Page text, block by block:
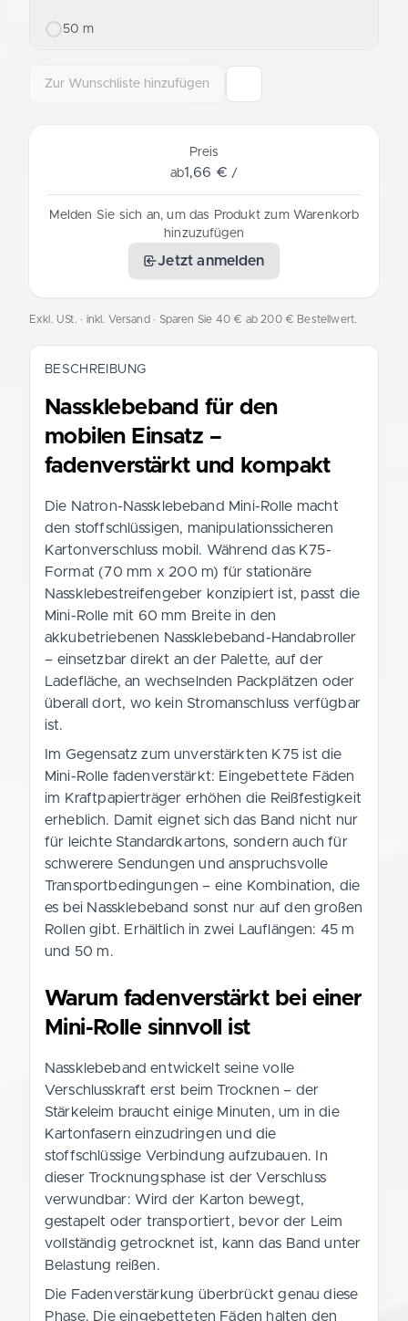
50 m
Zur Wunschliste hinzufügen
Preis
ab1,66 € /
Melden Sie sich an, um das Produkt zum Warenkorb
hinzuzufügen
Jetzt anmelden
Exkl. USt. · inkl. Versand · Sparen Sie 40 € ab 200 € Bestellwert.
BESCHREIBUNG
Nassklebeband für den
mobilen Einsatz –
fadenverstärkt und kompakt
Die Natron-Nassklebeband Mini-Rolle macht
den stoffschlüssigen, manipulationssicheren
Kartonverschluss mobil. Während das K75-
Format (70 mm x 200 m) für stationäre
Nassklebestreifengeber konzipiert ist, passt die
Mini-Rolle mit 60 mm Breite in den
akkubetriebenen Nassklebeband-Handabroller
– einsetzbar direkt an der Palette, auf der
Ladefläche, an wechselnden Packplätzen oder
überall dort, wo kein Stromanschluss verfügbar
ist.
Im Gegensatz zum unverstärkten K75 ist die
Mini-Rolle fadenverstärkt: Eingebettete Fäden
im Kraftpapierträger erhöhen die Reißfestigkeit
erheblich. Damit eignet sich das Band nicht nur
für leichte Standardkartons, sondern auch für
schwerere Sendungen und anspruchsvolle
Transportbedingungen – eine Kombination, die
es bei Nassklebeband sonst nur auf den großen
Rollen gibt. Erhältlich in zwei Lauflängen: 45 m
und 50 m.
Warum fadenverstärkt bei einer
Mini-Rolle sinnvoll ist
Nassklebeband entwickelt seine volle
Verschlusskraft erst beim Trocknen – der
Stärkeleim braucht einige Minuten, um in die
Kartonfasern einzudringen und die
stoffschlüssige Verbindung aufzubauen. In
dieser Trocknungsphase ist der Verschluss
verwundbar: Wird der Karton bewegt,
gestapelt oder transportiert, bevor der Leim
vollständig getrocknet ist, kann das Band unter
Belastung reißen.
Die Fadenverstärkung überbrückt genau diese
Phase. Die eingebetteten Fäden halten den